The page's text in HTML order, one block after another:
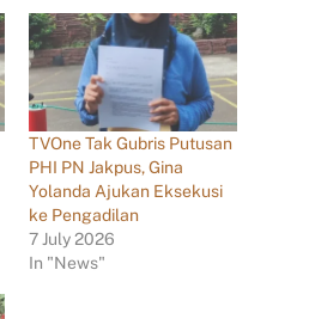
TVOne Tak Gubris Putusan
PHI PN Jakpus, Gina
Yolanda Ajukan Eksekusi
ke Pengadilan
7 July 2026
In "News"